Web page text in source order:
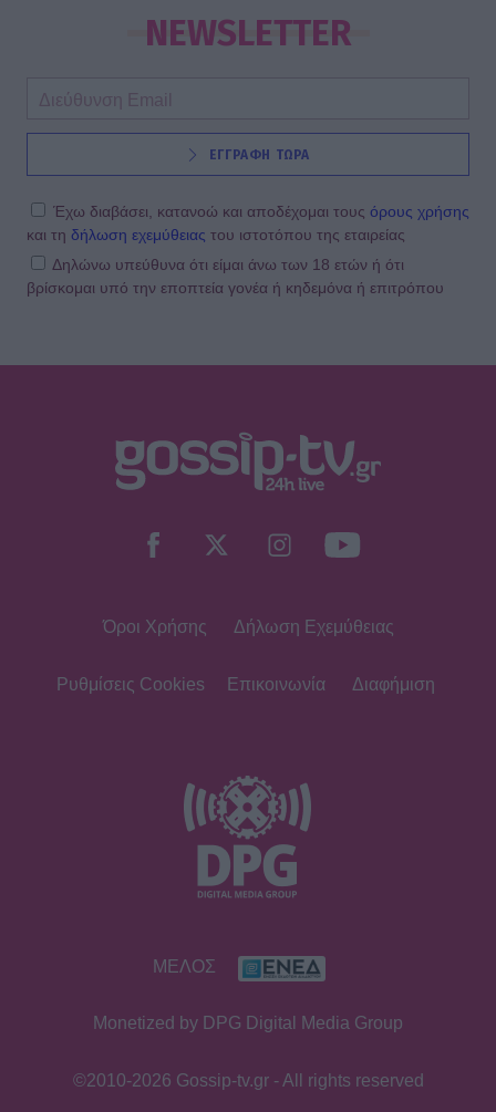
NEWSLETTER
ΕΓΓΡΑΦΗ ΤΩΡΑ
Έχω διαβάσει, κατανοώ και αποδέχομαι τους όρους χρήσης
και τη δήλωση εχεμύθειας του ιστοτόπου της εταιρείας
Δηλώνω υπεύθυνα ότι είμαι άνω των 18 ετών ή ότι
βρίσκομαι υπό την εποπτεία γονέα ή κηδεμόνα ή επιτρόπου
Όροι Χρήσης Δήλωση Εχεμύθειας
Ρυθμίσεις Cookies Επικοινωνία Διαφήμιση
ΜΕΛΟΣ
Monetized by DPG Digital Media Group
©2010-2026 Gossip-tv.gr - All rights reserved